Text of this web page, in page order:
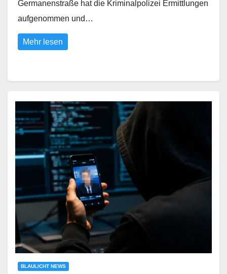
Germanenstraße hat die Kriminalpolizei Ermittlungen
aufgenommen und…
Mehr lesen
BLAULICHT NEWS